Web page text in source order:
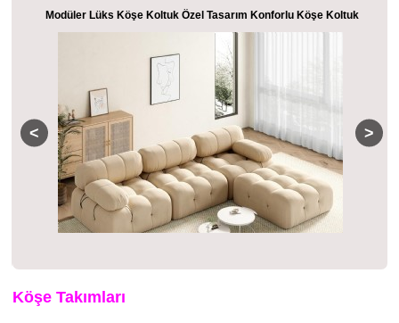
Gri Köşe Koltuk Yumuşacık Rahat Tasarım Modern Köşe
Köşe Takımları